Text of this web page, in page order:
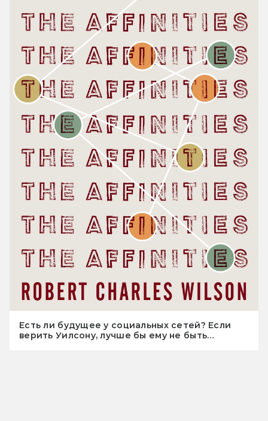
Есть ли будущее у социальных сетей? Если
верить Уилсону, лучше бы ему не быть…